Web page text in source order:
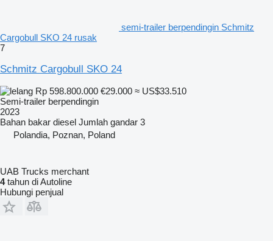
semi-trailer berpendingin Schmitz
Cargobull SKO 24 rusak
7
Schmitz Cargobull SKO 24
Rp 598.800.000 €29.000 ≈ US$33.510
Semi-trailer berpendingin
2023
Bahan bakar diesel Jumlah gandar 3
Polandia, Poznan, Poland
UAB Trucks merchant
4tahun di Autoline
Hubungi penjual